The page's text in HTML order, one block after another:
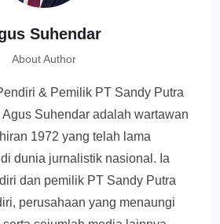
Suhendar
About Author
& Pemilik PT Sandy Putra
Suhendar adalah wartawan
1972 yang telah lama
dunia jurnalistik nasional. Ia
dan pemilik PT Sandy Putra
perusahaan yang menaungi